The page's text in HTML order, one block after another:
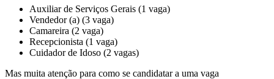
Auxiliar de Serviços Gerais (1 vaga)
Vendedor (a) (3 vaga)
Camareira (2 vaga)
⁠Recepcionista (1 vaga)
Cuidador de Idoso (2 vagas)
Mas muita atenção para como se candidatar a uma vaga